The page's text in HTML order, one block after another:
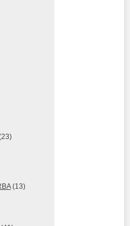
(13)